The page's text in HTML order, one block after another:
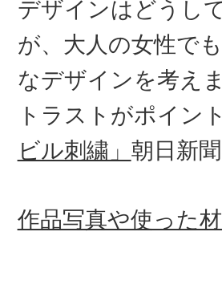
デザインはどうし
が、大人の女性で
なデザインを考え
トラストがポイン
ビル刺繍」 朝日新
作品写真や使った